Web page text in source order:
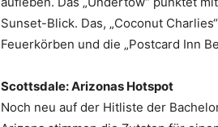
Sunset-Blick. Das, „Coconut
Feuerkörben und die „Postcard Inn
Scottsdale: Arizonas Hotspot
Noch neu auf der Hitliste der